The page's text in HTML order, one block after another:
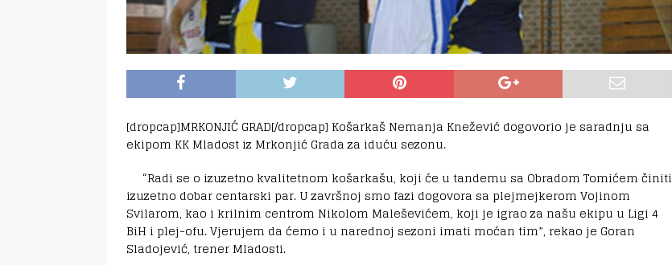
[dropcap]MRKONJIĆ GRAD[/dropcap] Košarkaš Nemanja Knežević dogovorio je saradnju sa
ekipom KK Mladost iz Mrkonjić Grada za iduću sezonu.
“Radi se o izuzetno kvalitetnom košarkašu, koji će u tandemu sa Obradom Tomićem činiti
izuzetno dobar centarski par. U završnoj smo fazi dogovora sa plejmejkerom Vojinom
Svilarom, kao i krilnim centrom Nikolom Maleševićem, koji je igrao za našu ekipu u Ligi 4
BiH i plej-ofu. Vjerujem da ćemo i u narednoj sezoni imati moćan tim”, rekao je Goran
Sladojević, trener Mladosti.